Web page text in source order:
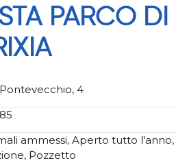
PARCO DI
4
ammessi, Aperto tutto l'anno,
Pozzetto